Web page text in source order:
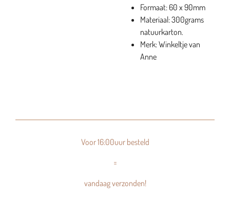
Formaat: 60 x 90mm
Materiaal: 300grams
natuurkarton.
Merk: Winkeltje van
Anne
Voor 16:00uur besteld
=
vandaag verzonden!